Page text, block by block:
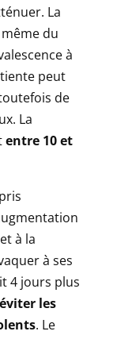
La
du
à
peut
de
La
entre 10 et
à la
à ses
4 jours plus
les
. Le